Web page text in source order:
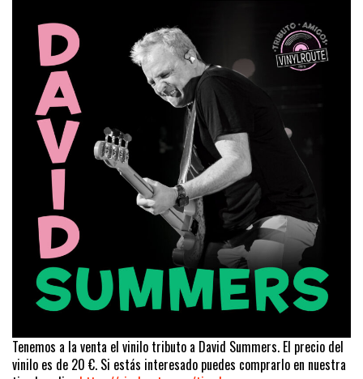
Tenemos a la venta el vinilo tributo a David Summers. El precio del
vinilo es de 20 €. Si estás interesado puedes comprarlo en nuestra